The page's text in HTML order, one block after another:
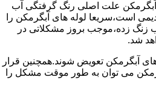
علت اصلی رنگ گرفتگی آب
است،سریعا لوله های آبگرمکن را
زنگ زده،موجب بروز مشکلاتی در
شد.
آبگرمکن تعویض شوند.همچنین قرار
می توان به طور موقت مشکل را